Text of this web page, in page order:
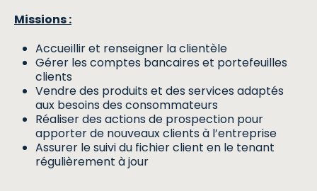
Missions :
Accueillir et renseigner la clientèle
Gérer les comptes bancaires et portefeuilles
clients
Vendre des produits et des services adaptés
aux besoins des consommateurs
Réaliser des actions de prospection pour
apporter de nouveaux clients à l’entreprise
Assurer le suivi du fichier client en le tenant
régulièrement à jour